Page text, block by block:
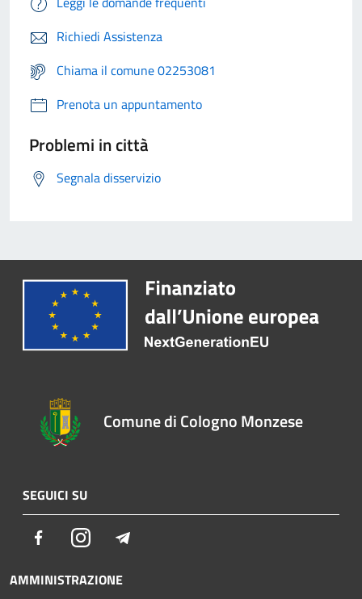
Richiedi Assistenza
Chiama il comune 02253081
Prenota un appuntamento
Problemi in città
Segnala disservizio
Comune di Cologno Monzese
SEGUICI SU
FacebookInstagram
AMMINISTRAZIONE